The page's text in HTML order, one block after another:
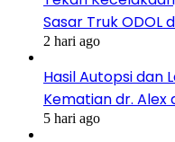
Sasar Truk ODOL
2 hari ago
Hasil Autopsi dan
Kematian dr. Alex
5 hari ago